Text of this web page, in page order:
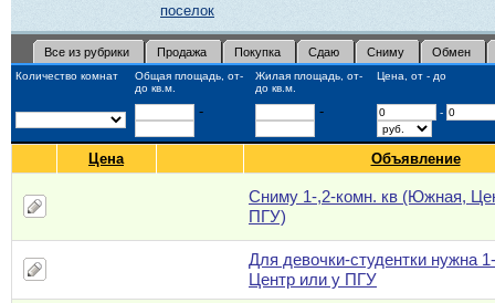
поселок
Все из рубрики Продажа Покупка Сдаю Сниму Обмен
Количество комнат
Общая площадь, от-
до кв.м.
Жилая площадь, от-
до кв.м.
Цена, от - до
- - -
Цена Объявление
Сниму 1-,2-комн. кв (Южная,
ПГУ)
Для девочки-студентки нужна
Центр или у ПГУ